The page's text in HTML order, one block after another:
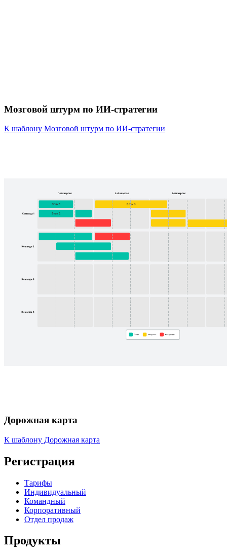
Мозговой штурм по ИИ-стратегии
К шаблону Мозговой штурм по ИИ-стратегии
Дорожная карта
К шаблону Дорожная карта
Регистрация
Тарифы
Индивидуальный
Командный
Корпоративный
Отдел продаж
Продукты